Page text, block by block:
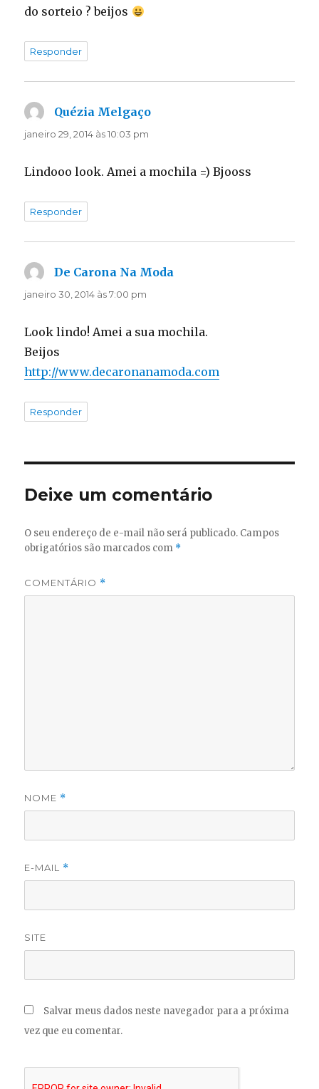
do sorteio ? beijos
Responder
Quézia Melgaço
janeiro 29, 2014 às 10:03 pm
Lindooo look. Amei a mochila =) Bjooss
Responder
De Carona Na Moda
janeiro 30, 2014 às 7:00 pm
Look lindo! Amei a sua mochila.
Beijos
http://www.decaronanamoda.com
Responder
Deixe um comentário
O seu endereço de e-mail não será publicado. Campos
obrigatórios são marcados com *
COMENTÁRIO *
NOME *
E-MAIL *
SITE
Salvar meus dados neste navegador para a próxima
vez que eu comentar.